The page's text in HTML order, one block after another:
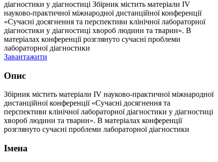
діагностики у діагностиці Збірник містить матеріали ІV
науково-практичної міжнародної дистанційної конференції
«Сучасні досягнення та перспективи клінічної лабораторної
діагностики у діагностиці хвороб людини та тварин». В
матеріалах конференції розглянуто сучасні проблеми
лабораторної діагностики
Завантажити
Опис
Збірник містить матеріали ІV науково-практичної міжнародної
дистанційної конференції «Сучасні досягнення та
перспективи клінічної лабораторної діагностики у діагностиці
хвороб людини та тварин». В матеріалах конференції
розглянуто сучасні проблеми лабораторної діагностики
Імена